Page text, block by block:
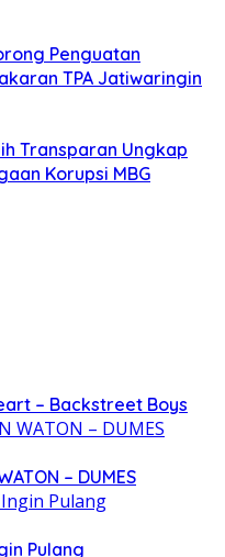
Penguatan
TPA Jatiwaringin
Transparan Ungkap
Korupsi MBG
– Backstreet Boys
– DUMES
Pulang